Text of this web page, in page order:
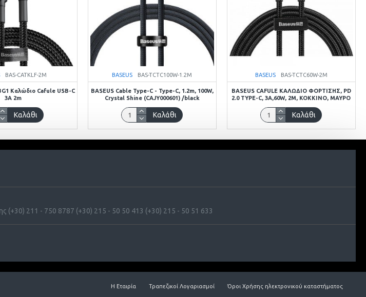
BAS-CATKLF-2M
Καλώδιο Cafule USB-C
3A 2m
Καλάθι
BASEUS BAS-TCTC100W-1.2M
BASEUS Cable Type-C - Type-C, 1.2m, 100W,
Crystal Shine (CAJY000601) /black
Καλάθι
BASEUS BAS-TCTC60W-2M
BASEUS CAFULE ΚΑΛΩΔΙΟ ΦΟΡΤΙΣΗΣ, PD
2.0 TYPE-C, 3A,60W, 2M, ΚΟΚΚΙΝΟ, ΜΑΥΡΟ
Καλάθι
(+30) 211 - 750 8787 (+30) 215 - 50 50 413 (+30) 215 - 50 51 633
Η Εταιρία Τραπεζικοί Λογαριασμοί Όροι Χρήσης ηλεκτρονικού καταστήματος